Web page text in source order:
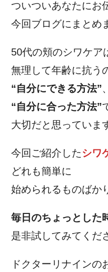
ついついあなたにお
今回ブログにまとめ
50代の頬のシワケア
無理して年齢に抗う
“自分にできる方法”、
“自分に合った方法”
大切だと思っていま
今回ご紹介したシワ
どれも簡単に
始められるものばか
毎日のちょっとした
是非試してみてくだ
ドクターリナインの